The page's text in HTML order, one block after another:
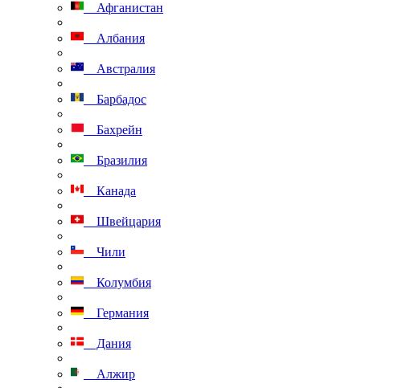
Афганистан
Албания
Австралия
Барбадос
Бахрейн
Бразилия
Канада
Швейцария
Чили
Колумбия
Германия
Дания
Алжир